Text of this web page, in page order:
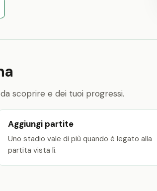
scoprire e dei tuoi progressi.
Aggiungi partite
Uno stadio vale di più quando è legato alla
partita vista lì.